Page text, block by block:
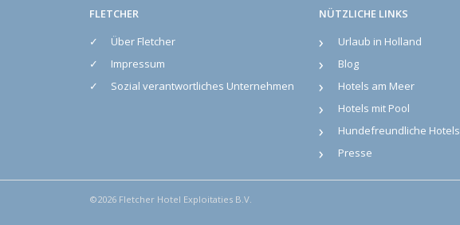
FLETCHER
Über Fletcher
Impressum
Sozial verantwortliches Unternehmen
NÜTZLICHE LINKS
Urlaub in Holland
Blog
Hotels am Meer
Hotels mit Pool
Hundefreundliche Hotels
Presse
©2026 Fletcher Hotel Exploitaties B.V.